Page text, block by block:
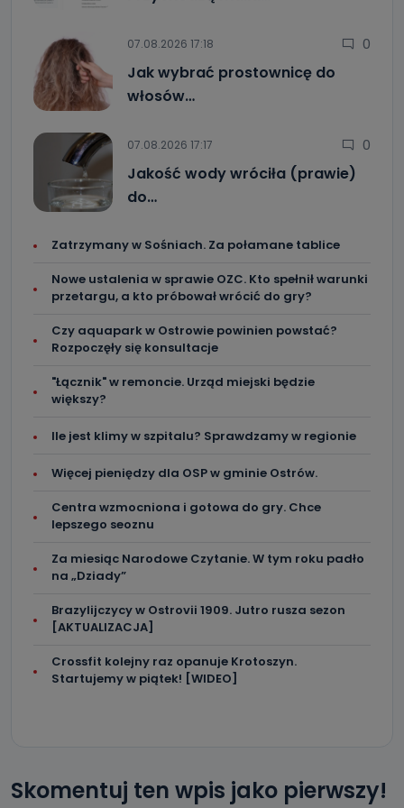
administratora – do momentu wniesienia sprzeciwu.
Jakie dane osobowe przetwarzamy?
Przetwarzane kategorie Państwa danych osobowych to
dane, które pochodzą bezpośrednio od Państwa (lub
zostały przekazane w Państwa imieniu) lub dane osobowe,
które zostały zebrane ze źródeł publicznie dostępnych, w
kontaktowy, adres korespondencyjny. Odbiorcą Pastwa
danych osobowych są pracownicy i współpracownicy
oraz partnerzy wspomagający administratora w jego
biznesowej działalności.
Jak skontaktować się z inspektorem
danych osobowych?
e-mailowo pod adresem: poczta@tvproart.pl
07.08.2026 17:18 0
Jak wybrać prostownicę do
włosów…
07.08.2026 17:17 0
Jakość wody wróciła (prawie)
do…
Zatrzymany w Sośniach. Za połamane tablice
Nowe ustalenia w sprawie OZC. Kto spełnił warunki
przetargu, a kto próbował wrócić do gry?
Czy aquapark w Ostrowie powinien powstać?
Rozpoczęły się konsultacje
"Łącznik" w remoncie. Urząd miejski będzie
większy?
Ile jest klimy w szpitalu? Sprawdzamy w regionie
Więcej pieniędzy dla OSP w gminie Ostrów.
Centra wzmocniona i gotowa do gry. Chce
lepszego seoznu
Za miesiąc Narodowe Czytanie. W tym roku padło
na „Dziady”
Brazylijczycy w Ostrovii 1909. Jutro rusza sezon
[AKTUALIZACJA]
Crossfit kolejny raz opanuje Krotoszyn.
Startujemy w piątek! [WIDEO]
Skomentuj ten wpis jako pierwszy!